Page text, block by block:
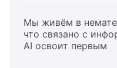
Мы живём в
что связано с
AI освоит первым